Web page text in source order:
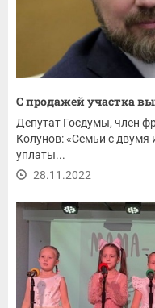
С продажей участка
Депутат Госдумы, член
Колунов: «Семьи с двумя
уплаты...
28.11.2022